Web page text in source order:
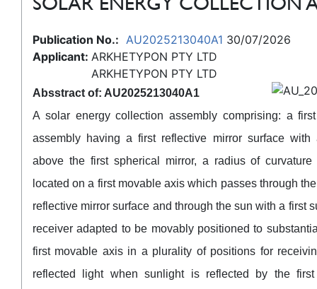
Publication No.: AU2025213040A1 30/07/2026
Applicant: ARKHETYPON PTY LTD
ARKHETYPON PTY LTD
Absstract of: AU2025213040A1
A solar energy collection assembly comprising: a
assembly having a first reflective mirror surface with
above the first spherical mirror, a radius of
located on a first movable axis which passes through
reflective mirror surface and through the sun with a first
receiver adapted to be movably positioned to
first movable axis in a plurality of positions for
reflected light when sunlight is reflected by the first